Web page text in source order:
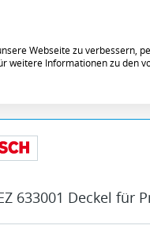
633001 Deckel für
Webseite zu verbessern,
weitere Informationen zu den